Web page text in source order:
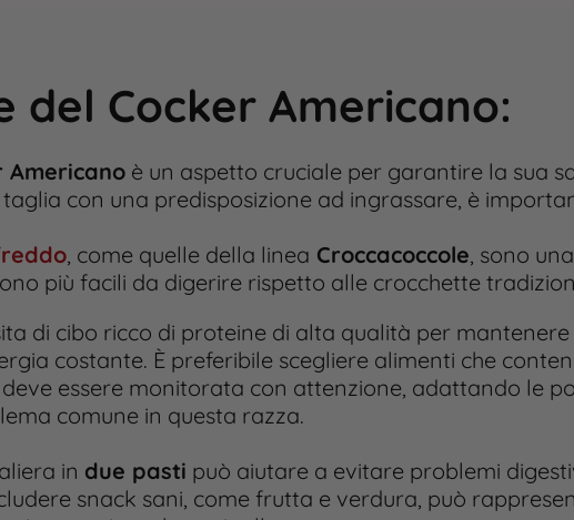
del Cocker Americano:
Americanoè un aspetto cruciale per garantire la sua
con una predisposizione ad ingrassare, è
, come quelle della linea Croccacoccole, sono
più facili da digerire rispetto alle crocchette
di cibo ricco di proteine di alta qualità per
costante. È preferibile scegliere alimenti che
essere monitorata con attenzione, adattando le
comune in questa razza.
in due pasti può aiutare a evitare problemi
snack sani, come frutta e verdura, può